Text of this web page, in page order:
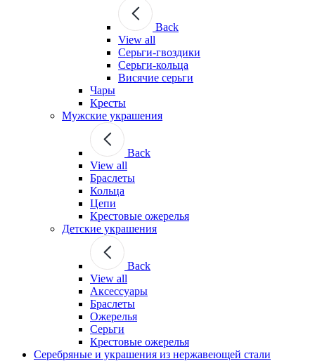
Back
View all
Серьги-гвоздики
Серьги-кольца
Висячие серьги
Чары
Кресты
Мужские украшения
Back
View all
Браслеты
Кольца
Цепи
Крестовые ожерелья
Детские украшения
Back
View all
Аксессуары
Браслеты
Ожерелья
Серьги
Крестовые ожерелья
Серебряные и украшения из нержавеющей стали